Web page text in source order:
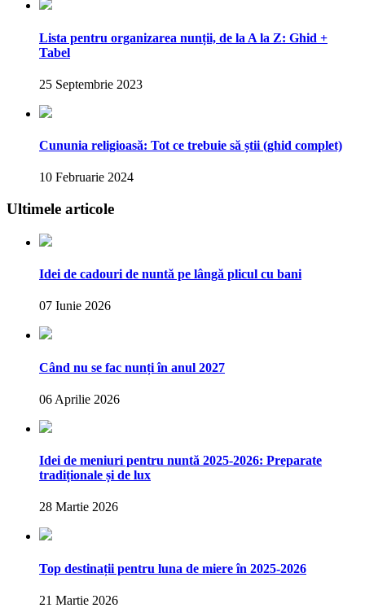
Lista pentru organizarea nunții, de la A la Z: Ghid +
Tabel
25 Septembrie 2023
Cununia religioasă: Tot ce trebuie să știi (ghid complet)
10 Februarie 2024
Ultimele articole
Idei de cadouri de nuntă pe lângă plicul cu bani
07 Iunie 2026
Când nu se fac nunți în anul 2027
06 Aprilie 2026
Idei de meniuri pentru nuntă 2025-2026: Preparate
tradiționale și de lux
28 Martie 2026
Top destinații pentru luna de miere în 2025-2026
21 Martie 2026